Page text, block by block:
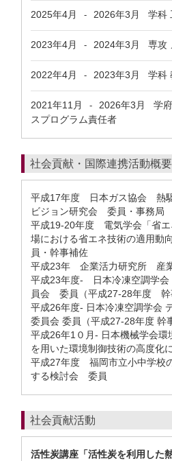
2025年4月 - 2026年3月 学科
2023年4月 - 2024年3月 専攻
2022年4月 - 2023年3月 学科
2021年11月 - 2026年3月
学
スプログラム責任者
社会貢献・国際連携活動概要
平成17年度 日本ガス協会 熱
ビジョン研究会 委員・事務局
平成19-20年度 電気学会「省エ
場における省エネ技術の適用
員・幹事補佐
平成23年 企業活力研究所 産
平成23年度- 日本冷凍空調学
員会 委員（平成27-28年度 幹
平成26年度- 日本冷凍空調学会
委員会 委員（平成27-28年度 幹
平成26年1０月- 日本機械学会環
を用いた環境制御技術の高度化
平成27年度 福岡市立小中学校
する検討会 委員
社会貢献活動
活性炭講座「活性炭を利用した